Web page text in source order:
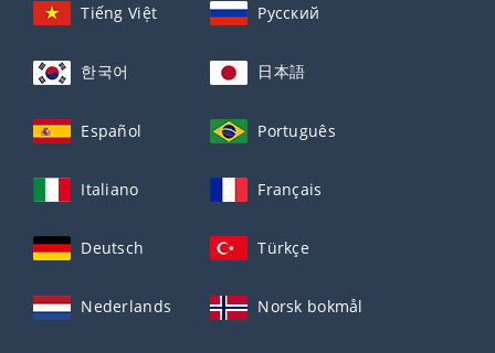
Tiếng Việt Русский
한국어 日本語
Español Português
Italiano Français
Deutsch Türkçe
Nederlands Norsk bokmål